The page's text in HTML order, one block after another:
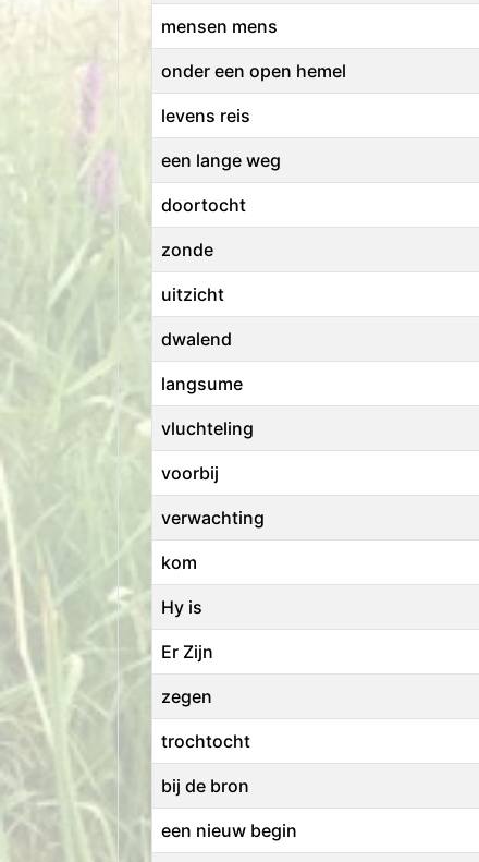
mensen mens
onder een open hemel
levens reis
een lange weg
doortocht
zonde
uitzicht
dwalend
langsume
vluchteling
voorbij
verwachting
kom
Hy is
Er Zijn
zegen
trochtocht
bij de bron
een nieuw begin